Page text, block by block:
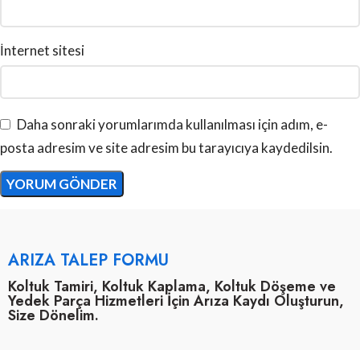
İnternet sitesi
Daha sonraki yorumlarımda kullanılması için adım, e-
posta adresim ve site adresim bu tarayıcıya kaydedilsin.
ARIZA TALEP FORMU
Koltuk Tamiri, Koltuk Kaplama, Koltuk Döşeme ve
Yedek Parça Hizmetleri İçin Arıza Kaydı Oluşturun,
Size Dönelim.